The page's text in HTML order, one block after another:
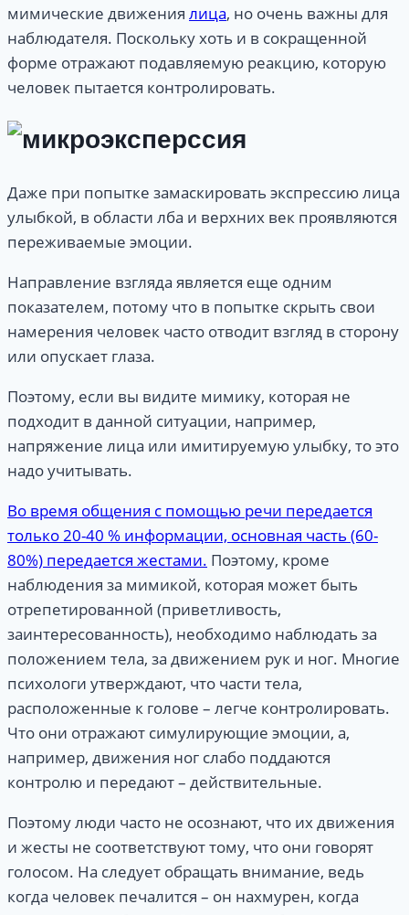
мимические движения лица, но очень важны для
наблюдателя. Поскольку хоть и в сокращенной
форме отражают подавляемую реакцию, которую
человек пытается контролировать.
Даже при попытке замаскировать экспрессию лица
улыбкой, в области лба и верхних век проявляются
переживаемые эмоции.
Направление взгляда является еще одним
показателем, потому что в попытке скрыть свои
намерения человек часто отводит взгляд в сторону
или опускает глаза.
Поэтому, если вы видите мимику, которая не
подходит в данной ситуации, например,
напряжение лица или имитируемую улыбку, то это
надо учитывать.
Во время общения с помощью речи передается
только 20-40 % информации, основная часть (60-
80%) передается жестами. Поэтому, кроме
наблюдения за мимикой, которая может быть
отрепетированной (приветливость,
заинтересованность), необходимо наблюдать за
положением тела, за движением рук и ног. Многие
психологи утверждают, что части тела,
расположенные к голове – легче контролировать.
Что они отражают симулирующие эмоции, а,
например, движения ног слабо поддаются
контролю и передают – действительные.
Поэтому люди часто не осознают, что их движения
и жесты не соответствуют тому, что они говорят
голосом. На следует обращать внимание, ведь
когда человек печалится – он нахмурен, когда